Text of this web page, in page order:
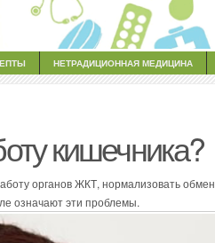
НЕТРАДИЦИОННАЯ МЕДИЦИНА
кишечника?
органов ЖКТ, нормализовать обмен
означают эти проблемы.